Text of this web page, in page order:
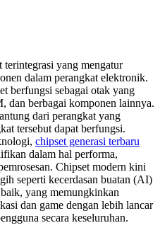
yang mengatur
dalam perangkat elektronik.
berfungsi sebagai otak yang
dan berbagai komponen lainnya.
dari perangkat yang
tersebut dapat berfungsi.
chipset generasi terbaru
dalam hal performa,
Chipset modern kini
seperti kecerdasan buatan (AI)
yang memungkinkan
dan game dengan lebih lancar
secara keseluruhan.